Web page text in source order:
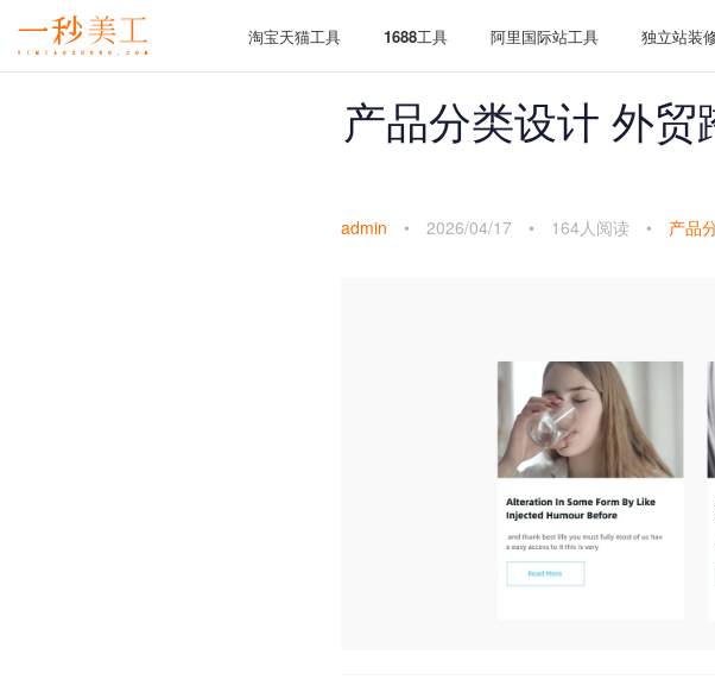
淘宝天猫工具 1688工具 阿里国际站工具 独立站装
产品分类设计 外
admin • 2026/04/17 • 164人阅读 • 产品